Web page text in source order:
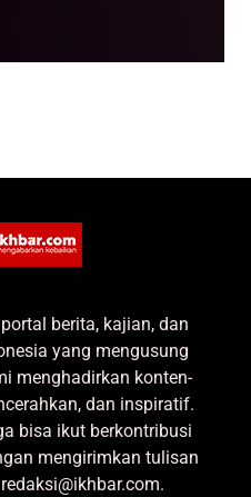
berita, kajian, dan
yang mengusung
menghadirkan konten-
dan inspiratif.
bisa ikut berkontribusi
mengirimkan tulisan